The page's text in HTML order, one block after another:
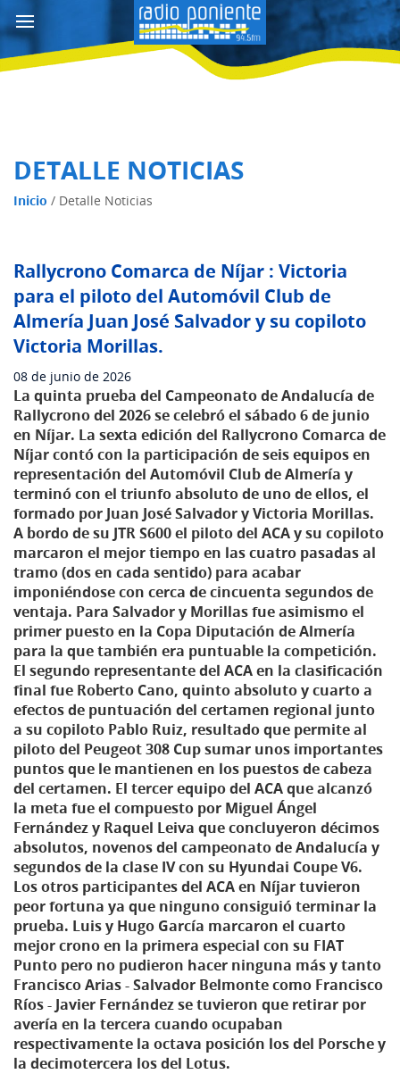
DETALLE NOTICIAS
Inicio / Detalle Noticias
Rallycrono Comarca de Níjar : Victoria
para el piloto del Automóvil Club de
Almería Juan José Salvador y su copiloto
Victoria Morillas.
08 de junio de 2026
La quinta prueba del Campeonato de Andalucía de
Rallycrono del 2026 se celebró el sábado 6 de junio
en Níjar. La sexta edición del Rallycrono Comarca de
Níjar contó con la participación de seis equipos en
representación del Automóvil Club de Almería y
terminó con el triunfo absoluto de uno de ellos, el
formado por Juan José Salvador y Victoria Morillas.
A bordo de su JTR S600 el piloto del ACA y su copiloto
marcaron el mejor tiempo en las cuatro pasadas al
tramo (dos en cada sentido) para acabar
imponiéndose con cerca de cincuenta segundos de
ventaja. Para Salvador y Morillas fue asimismo el
primer puesto en la Copa Diputación de Almería
para la que también era puntuable la competición.
El segundo representante del ACA en la clasificación
final fue Roberto Cano, quinto absoluto y cuarto a
efectos de puntuación del certamen regional junto
a su copiloto Pablo Ruiz, resultado que permite al
piloto del Peugeot 308 Cup sumar unos importantes
puntos que le mantienen en los puestos de cabeza
del certamen. El tercer equipo del ACA que alcanzó
la meta fue el compuesto por Miguel Ángel
Fernández y Raquel Leiva que concluyeron décimos
absolutos, novenos del campeonato de Andalucía y
segundos de la clase IV con su Hyundai Coupe V6.
Los otros participantes del ACA en Níjar tuvieron
peor fortuna ya que ninguno consiguió terminar la
prueba. Luis y Hugo García marcaron el cuarto
mejor crono en la primera especial con su FIAT
Punto pero no pudieron hacer ninguna más y tanto
Francisco Arias - Salvador Belmonte como Francisco
Ríos - Javier Fernández se tuvieron que retirar por
avería en la tercera cuando ocupaban
respectivamente la octava posición los del Porsche y
la decimotercera los del Lotus.